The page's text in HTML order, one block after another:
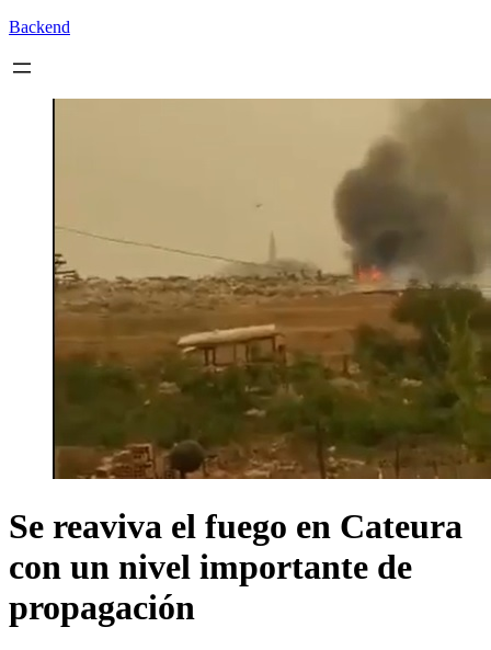
Backend
Se reaviva el fuego en Cateura
con un nivel importante de
propagación